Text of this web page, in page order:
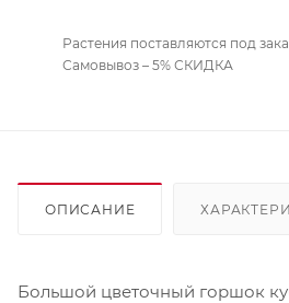
Растения поставляются под
Самовывоз – 5% СКИДКА
ОПИСАНИЕ
Большой цветочный горшок